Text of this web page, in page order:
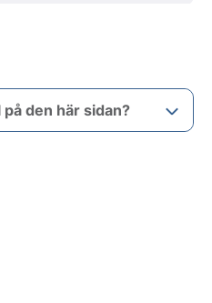
den här sidan?